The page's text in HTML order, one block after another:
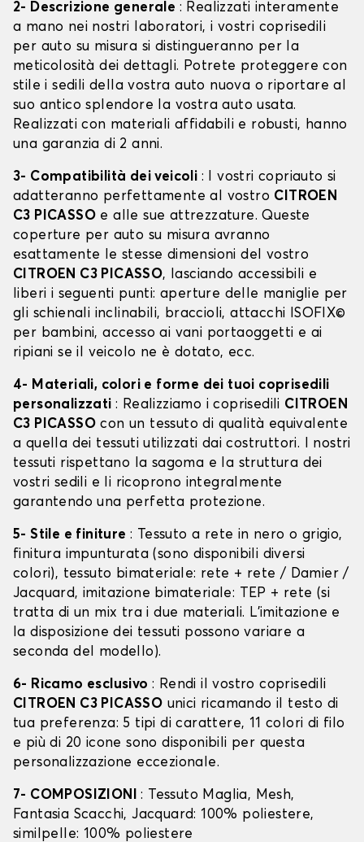
2- Descrizione generale : Realizzati interamente
a mano nei nostri laboratori, i vostri coprisedili
per auto su misura si distingueranno per la
meticolosità dei dettagli. Potrete proteggere con
stile i sedili della vostra auto nuova o riportare al
suo antico splendore la vostra auto usata.
Realizzati con materiali affidabili e robusti, hanno
una garanzia di 2 anni.
3- Compatibilità dei veicoli : I vostri copriauto si
adatteranno perfettamente al vostro CITROEN
C3 PICASSO e alle sue attrezzature. Queste
coperture per auto su misura avranno
esattamente le stesse dimensioni del vostro
CITROEN C3 PICASSO, lasciando accessibili e
liberi i seguenti punti: aperture delle maniglie per
gli schienali inclinabili, braccioli, attacchi ISOFIX©
per bambini, accesso ai vani portaoggetti e ai
ripiani se il veicolo ne è dotato, ecc.
4- Materiali, colori e forme dei tuoi coprisedili
personalizzati: Realizziamo i coprisedili CITROEN
C3 PICASSO con un tessuto di qualità equivalente
a quella dei tessuti utilizzati dai costruttori. I nostri
tessuti rispettano la sagoma e la struttura dei
vostri sedili e li ricoprono integralmente
garantendo una perfetta protezione.
5- Stile e finiture : Tessuto a rete in nero o grigio,
finitura impunturata (sono disponibili diversi
colori), tessuto bimateriale: rete + rete / Damier /
Jacquard, imitazione bimateriale: TEP + rete (si
tratta di un mix tra i due materiali. L'imitazione e
la disposizione dei tessuti possono variare a
seconda del modello).
6- Ricamo esclusivo : Rendi il vostro coprisedili
CITROEN C3 PICASSO unici ricamando il testo di
tua preferenza: 5 tipi di carattere, 11 colori di filo
e più di 20 icone sono disponibili per questa
personalizzazione eccezionale.
7- COMPOSIZIONI: Tessuto Maglia, Mesh,
Fantasia Scacchi, Jacquard: 100% poliestere,
similpelle: 100% poliestere